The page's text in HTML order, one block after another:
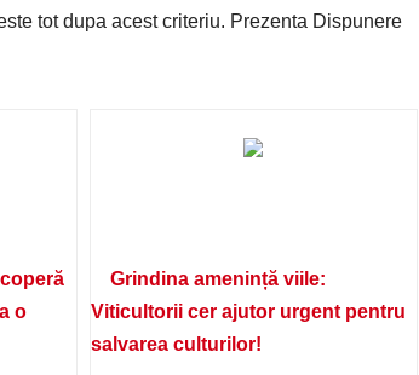
tot dupa acest criteriu. Prezenta Dispunere
o
Grindina amenință viile:
Viticultorii cer ajutor urgent pentru
salvarea culturilor!